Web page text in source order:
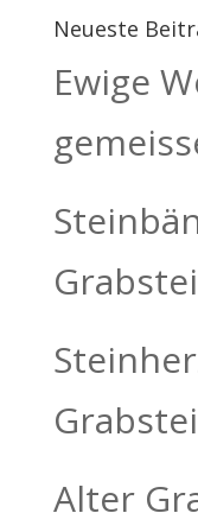
Neueste
Ewige
Alter